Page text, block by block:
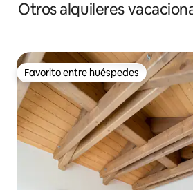
Otros alquileres
Favorito entre huéspedes
Favorito entre huéspedes